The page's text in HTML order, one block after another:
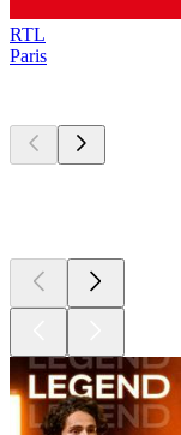
RTL
Paris